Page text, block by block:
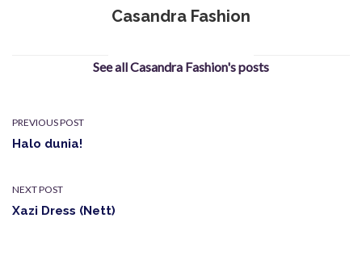
Casandra Fashion
See all Casandra Fashion's posts
PREVIOUS POST
Halo dunia!
NEXT POST
Xazi Dress (Nett)